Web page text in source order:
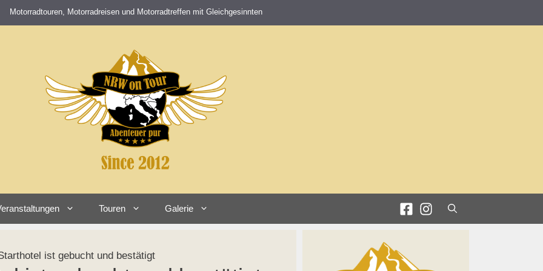
Motorradtouren, Motorradreisen und Motorradtreffen mit Gleichgesinnten
Touren Galerie
ist gebucht und bestätigt